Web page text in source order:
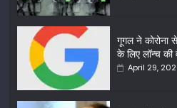
गूगल ने कोरोना
के लिए लॉन्च की
April 29,